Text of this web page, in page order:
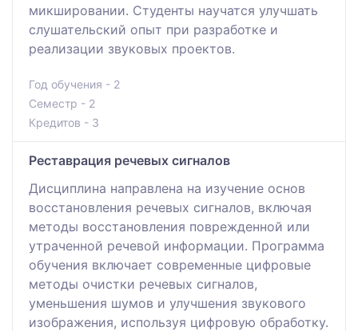
микшировании. Студенты научатся улучшать
слушательский опыт при разработке и
реализации звуковых проектов.
Год обучения - 2
Семестр - 2
Кредитов - 3
Реставрация речевых сигналов
Дисциплина направлена на изучение основ
восстановления речевых сигналов, включая
методы восстановления поврежденной или
утраченной речевой информации. Программа
обучения включает современные цифровые
методы очистки речевых сигналов,
уменьшения шумов и улучшения звукового
изображения, используя цифровую обработку.